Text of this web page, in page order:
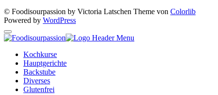
© Foodisourpassion by Victoria Latschen Theme von Colorlib
Powered by WordPress
Kochkurse
Hauptgerichte
Backstube
Diverses
Glutenfrei